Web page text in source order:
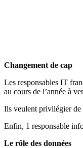
Changement de cap
Les responsables IT
au cours de l’année à
Ils veulent privilégier de
Enfin, 1 responsable
Le rôle des données